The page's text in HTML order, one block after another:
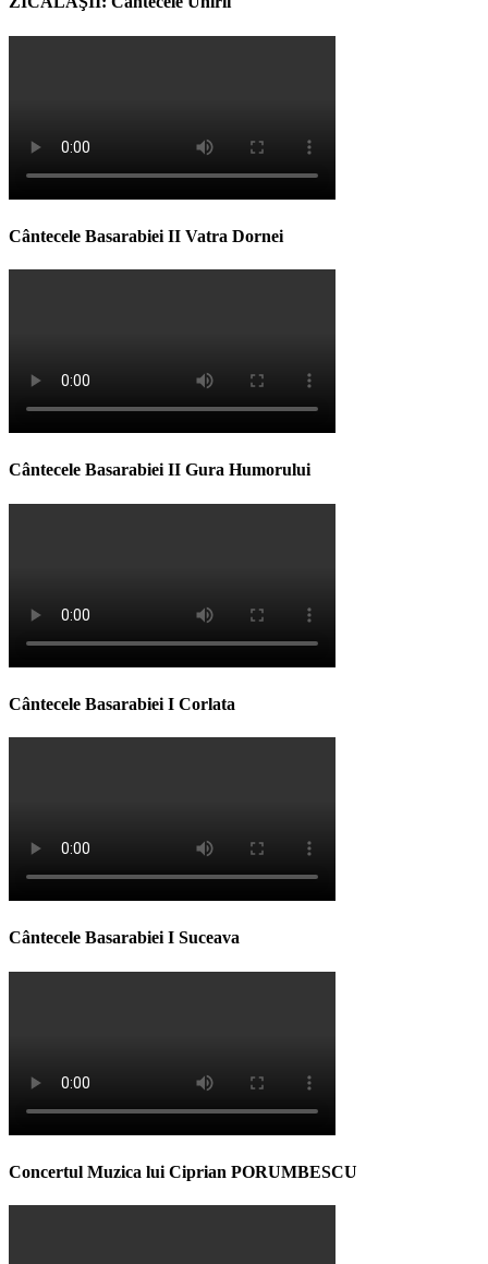
Cântecele Basarabiei II Vatra Dornei
Cântecele Basarabiei II Gura Humorului
Cântecele Basarabiei I Corlata
Cântecele Basarabiei I Suceava
Concertul Muzica lui Ciprian PORUMBESCU